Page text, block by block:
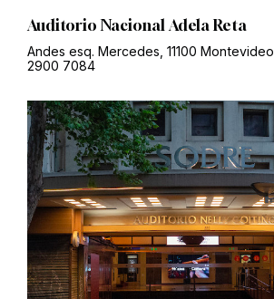
Auditorio Nacional Adela Reta
Andes esq. Mercedes, 11100 Montevideo
2900 7084